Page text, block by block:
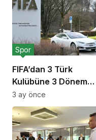
FIFA’dan 3 Türk
Kulübüne 3 Dönem
Transfer Yasağı!
Spor
3 ay önce